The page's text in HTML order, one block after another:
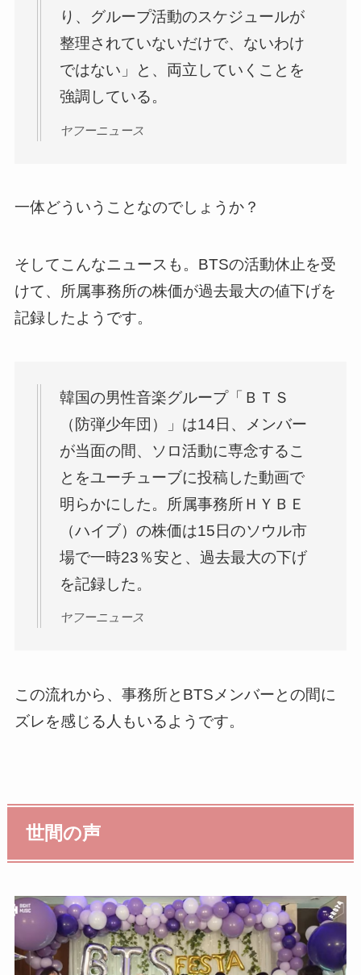
り、グループ活動のスケジュールが
整理されていないだけで、ないわけ
ではない」と、両立していくことを
強調している。
ヤフーニュース
一体どういうことなのでしょうか？
そしてこんなニュースも。BTSの活動休止を受
けて、所属事務所の株価が過去最大の値下げを
記録したようです。
韓国の男性音楽グループ「ＢＴＳ
（防弾少年団）」は14日、メンバー
が当面の間、ソロ活動に専念するこ
とをユーチューブに投稿した動画で
明らかにした。所属事務所ＨＹＢＥ
（ハイブ）の株価は15日のソウル市
場で一時23％安と、過去最大の下げ
を記録した。
ヤフーニュース
この流れから、事務所とBTSメンバーとの間に
ズレを感じる人もいるようです。
世間の声